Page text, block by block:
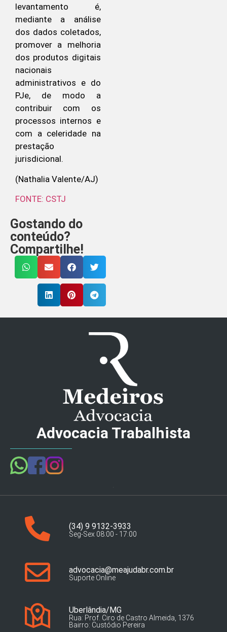
levantamento é,
mediante a análise
dos dados coletados,
promover a melhoria
dos produtos digitais
nacionais
administrativos e do
PJe, de modo a
contribuir com os
processos internos e
com a celeridade na
prestação
jurisdicional.
(Nathalia Valente/AJ)
FONTE: CSTJ
Gostando do
conteúdo?
Compartilhe!
Advocacia Trabalhista
(34) 9 9132-3933
Seg-Sex 08:00 - 17:00
advocacia@meajudabr.com.br
Suporte Online
Uberlândia/MG
Rua: Prof. Ciro de Castro Almeida, 1376
Bairro: Custódio Pereira